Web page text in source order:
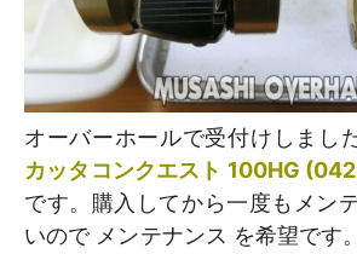
オーバーホールで受付けしまし
カッタコンクエスト 100HG
です。購入してから一度もメン
いので メンテナンス を希望です